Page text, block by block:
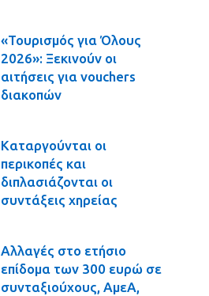
«Τουρισμός για Όλους
2026»: Ξεκινούν οι
αιτήσεις για vouchers
διακοπών
Καταργούνται οι
περικοπές και
διπλασιάζονται οι
συντάξεις χηρείας
Αλλαγές στο ετήσιο
επίδομα των 300 ευρώ σε
συνταξιούχους, ΑμεΑ,